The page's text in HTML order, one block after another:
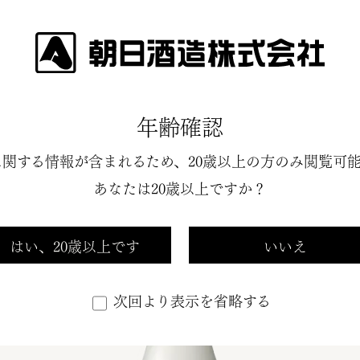
2～4月
希望小売価
年齢確認
する情報が含まれるため、 20歳以上の方のみ閲覧可能
あなたは20歳以上ですか？
はい、20歳以上です いいえ
次回より表示を省略する